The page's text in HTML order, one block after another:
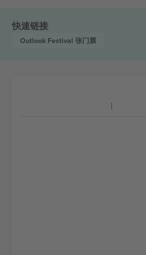
快速链接
Outlook Festival 张门票